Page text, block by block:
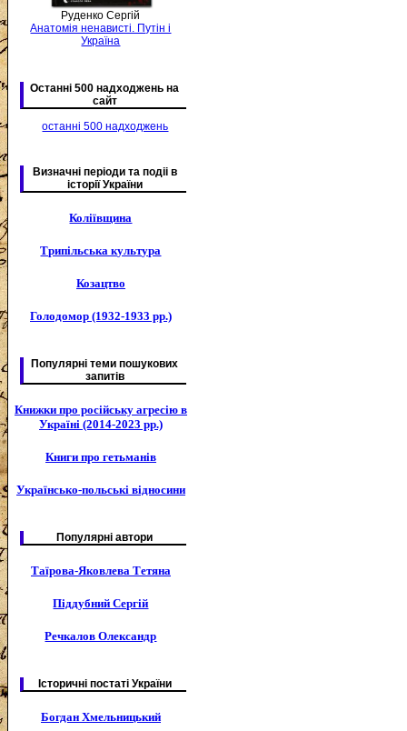
Руденко Сергій
Анатомія ненависті. Путін і
Україна
Останні 500 надходжень на
сайт
останні 500 надходжень
Визначні періоди та подіі в
історії України
Коліївщина
Трипільська культура
Козацтво
Голодомор (1932-1933 рр.)
Популярні теми пошукових
запитів
Книжки про російську агресію в
Україні (2014-2023 рр.)
Книги про гетьманів
Українсько-польські відносини
Популярні автори
Таїрова-Яковлева Тетяна
Піддубний Сергій
Речкалов Олександр
Історичні постаті України
Богдан Хмельницький